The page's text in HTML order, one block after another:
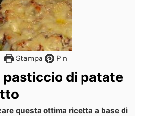
Stampa Pin
pasticcio di patate
questa ottima ricetta a base di